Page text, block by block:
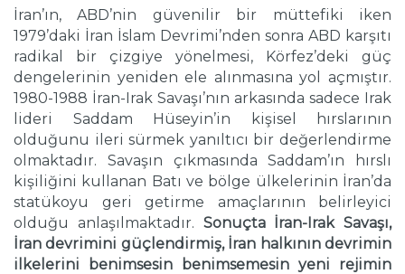
İran’ın, ABD’nin güvenilir bir müttefiki iken
1979’daki İran İslam Devrimi’nden sonra ABD karşıtı
radikal bir çizgiye yönelmesi, Körfez’deki güç
dengelerinin yeniden ele alınmasına yol açmıştır.
1980-1988 İran-Irak Savaşı’nın arkasında sadece Irak
lideri Saddam Hüseyin’in kişisel hırslarının
olduğunu ileri sürmek yanıltıcı bir değerlendirme
olmaktadır. Savaşın çıkmasında Saddam’ın hırslı
kişiliğini kullanan Batı ve bölge ülkelerinin İran’da
statükoyu geri getirme amaçlarının belirleyici
olduğu anlaşılmaktadır. Sonuçta İran-Irak Savaşı,
İran devrimini güçlendirmiş, İran halkının devrimin
ilkelerini benimsesin benimsemesin yeni rejimin